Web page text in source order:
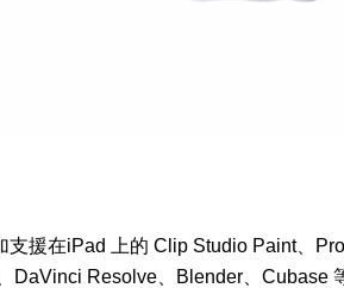
支援在iPad 上的 Clip Studio Paint、
DaVinci Resolve、Blender、Cubase